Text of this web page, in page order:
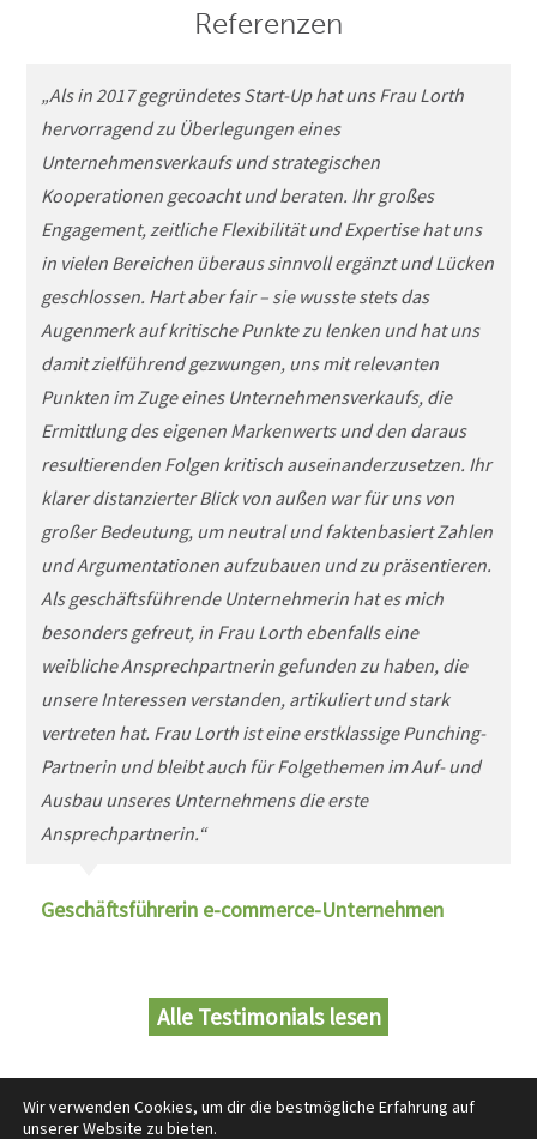
Referenzen
„Als in 2017 gegründetes Start-Up hat uns Frau Lorth
hervorragend zu Überlegungen eines
Unternehmensverkaufs und strategischen
Kooperationen gecoacht und beraten. Ihr großes
Engagement, zeitliche Flexibilität und Expertise hat uns
in vielen Bereichen überaus sinnvoll ergänzt und Lücken
geschlossen. Hart aber fair – sie wusste stets das
Augenmerk auf kritische Punkte zu lenken und hat uns
damit zielführend gezwungen, uns mit relevanten
Punkten im Zuge eines Unternehmensverkaufs, die
Ermittlung des eigenen Markenwerts und den daraus
resultierenden Folgen kritisch auseinanderzusetzen. Ihr
klarer distanzierter Blick von außen war für uns von
großer Bedeutung, um neutral und faktenbasiert Zahlen
und Argumentationen aufzubauen und zu präsentieren.
Als geschäftsführende Unternehmerin hat es mich
besonders gefreut, in Frau Lorth ebenfalls eine
weibliche Ansprechpartnerin gefunden zu haben, die
unsere Interessen verstanden, artikuliert und stark
vertreten hat. Frau Lorth ist eine erstklassige Punching-
Partnerin und bleibt auch für Folgethemen im Auf- und
Ausbau unseres Unternehmens die erste
Ansprechpartnerin.“
Geschäftsführerin e-commerce-Unternehmen
Alle Testimonials lesen
Wir verwenden Cookies, um dir die bestmögliche Erfahrung auf
unserer Website zu bieten.